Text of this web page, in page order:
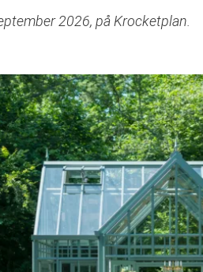
2026, på Krocketplan.